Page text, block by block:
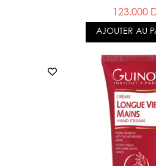
123.000
AJOUTER AU